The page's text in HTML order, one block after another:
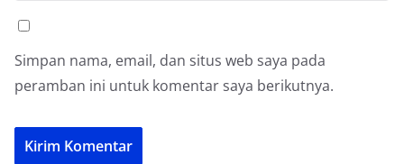
Simpan nama, email, dan situs web saya pada
peramban ini untuk komentar saya berikutnya.